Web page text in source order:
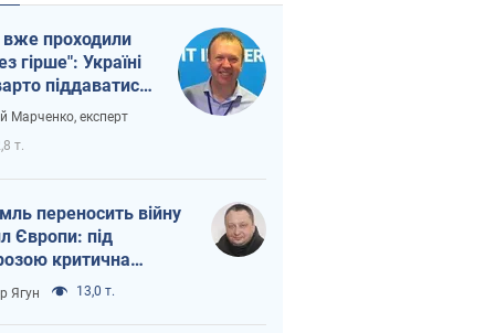
проходили
гірше": Україні
піддаватися
через
Марченко, експерт
т.
переносить війну
Європи: під
критична
Ягун 13,0 т.